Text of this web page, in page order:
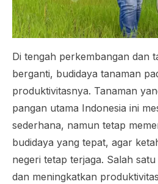
Di tengah perkembangan dan
berganti, budidaya tanaman
produktivitasnya. Tanaman
pangan utama Indonesia ini
sederhana, namun tetap
budidaya yang tepat, agar
negeri tetap terjaga. Salah
dan meningkatkan